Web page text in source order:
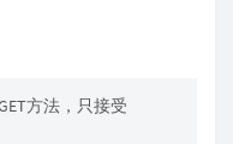
方法，只接受